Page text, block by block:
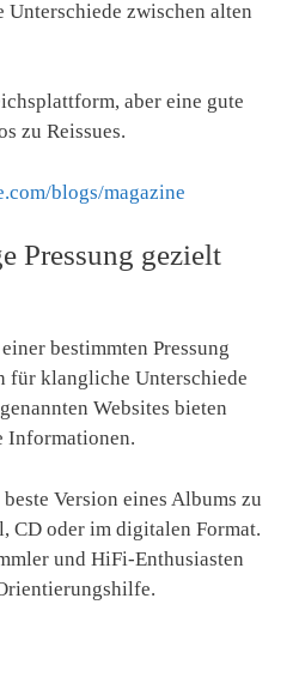
Unterschiede zwischen alten
aber eine gute
zu Reissues.
blogs/magazine
Pressung gezielt
bestimmten Pressung
für klangliche Unterschiede
Websites bieten
Informationen.
Version eines Albums zu
CD oder im digitalen Format.
und HiFi-Enthusiasten